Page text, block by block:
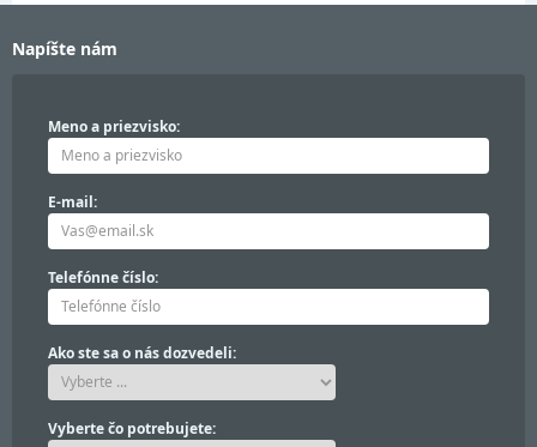
Napíšte nám
Meno a priezvisko:
E-mail:
Telefónne číslo:
Ako ste sa o nás dozvedeli:
Vyberte čo potrebujete: